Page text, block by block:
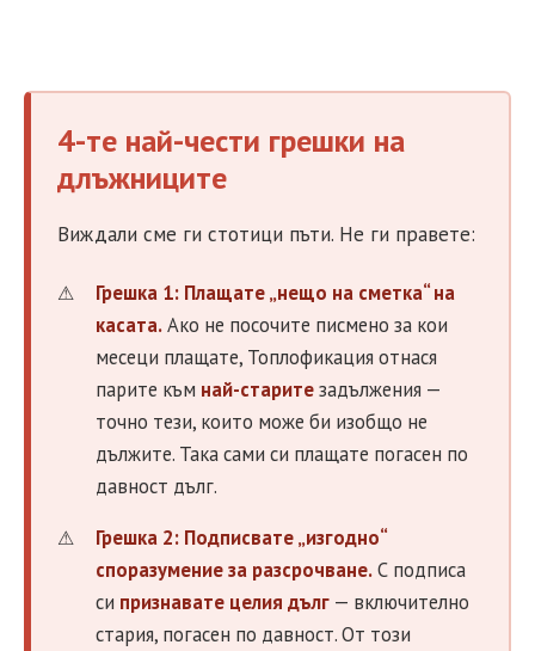
4-те най-чести грешки на
длъжниците
Виждали сме ги стотици пъти. Не ги правете:
Грешка 1: Плащате „нещо на сметка“ на
касата.Ако не посочите писмено за кои
месеци плащате, Топлофикация отнася
парите към най-старитезадължения —
точно тези, които може би изобщо не
дължите. Така сами си плащате погасен по
давност дълг.
Грешка 2: Подписвате „изгодно“
споразумение за разсрочване.С подписа
си признавате целия дълг — включително
стария, погасен по давност. От този